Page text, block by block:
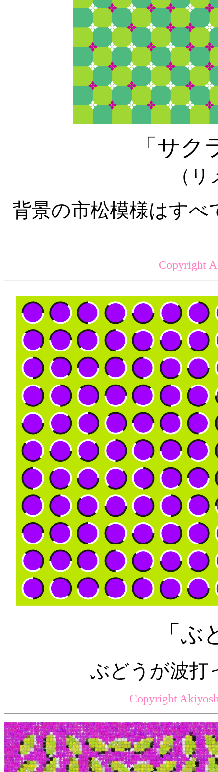
「サ
（
背景の市松模様はすべ
Copyright
「
ぶどうが波打
Copyright